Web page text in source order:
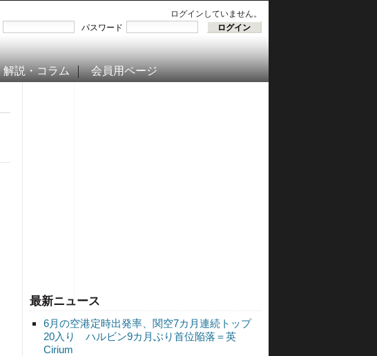
ログインしていません。
パスワード
解説・コラム 会員用ページ
最新ニュース
6月の空港定時出発率、関空7カ月連続トップ
20入り ハルビン9カ月ぶり首位陥落＝英
Cirium